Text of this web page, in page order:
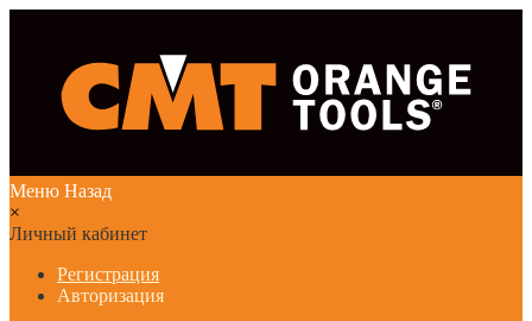
Меню Назад
×
Личный кабинет
Регистрация
Авторизация